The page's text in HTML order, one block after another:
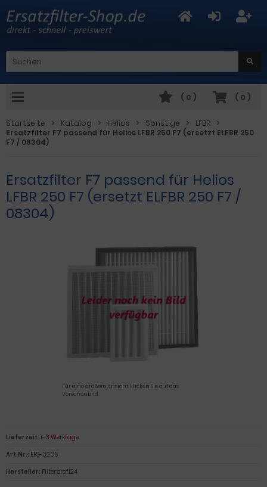
( 0 )
( 0 )
Startseite Katalog Helios Sonstige
LFBR
Ersatzfilter F7 passend für Helios LFBR 250 F7 (ersetzt ELFBR 250
F7 / 08304)
Ersatzfilter F7 passend für Helios
LFBR 250 F7 (ersetzt ELFBR 250 F7 /
08304)
Für eine größere Ansicht klicken Sie auf das
Vorschaubild
Lieferzeit: 1-3 Werktage
Art.Nr.: EFS-3236
Hersteller: Filterprofi24